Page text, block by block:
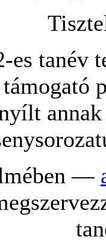
es tanév
támogató
annak
—